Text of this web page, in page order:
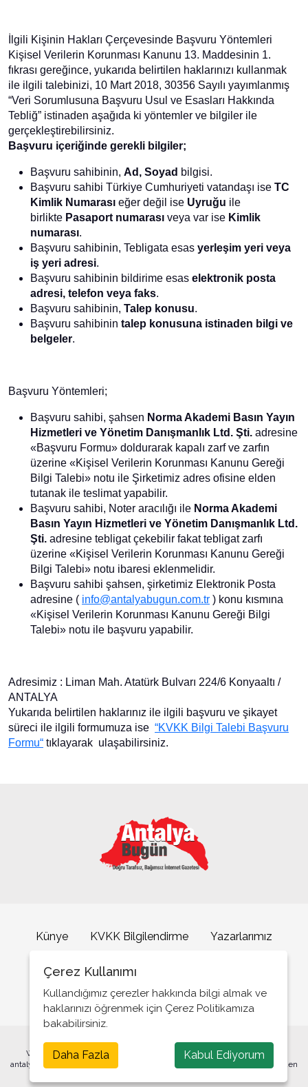
İlgili Kişinin Hakları Çerçevesinde Başvuru Yöntemleri
Kişisel Verilerin Korunması Kanunu 13. Maddesinin 1.
fıkrası gereğince, yukarıda belirtilen haklarınızı kullanmak
ile ilgili talebinizi, 10 Mart 2018, 30356 Sayılı yayımlanmış
“Veri Sorumlusuna Başvuru Usul ve Esasları Hakkında
Tebliğ” istinaden aşağıda ki yöntemler ve bilgiler ile
gerçekleştirebilirsiniz.
Başvuru içeriğinde gerekli bilgiler;
Başvuru sahibinin, Ad, Soyad bilgisi.
Başvuru sahibi Türkiye Cumhuriyeti vatandaşı ise TC
Kimlik Numarası eğer değil ise Uyruğu ile
birlikte Pasaport numarası veya var ise Kimlik
numarası.
Başvuru sahibinin, Tebligata esas yerleşim yeri veya
iş yeri adresi.
Başvuru sahibinin bildirime esas elektronik posta
adresi, telefon veya faks.
Başvuru sahibinin, Talep konusu.
Başvuru sahibinin talep konusuna istinaden bilgi ve
belgeler.
Başvuru Yöntemleri;
Başvuru sahibi, şahsen Norma Akademi Basın Yayın
Hizmetleri ve Yönetim Danışmanlık Ltd. Şti. adresine
«Başvuru Formu» doldurarak kapalı zarf ve zarfın
üzerine «Kişisel Verilerin Korunması Kanunu Gereği
Bilgi Talebi» notu ile Şirketimiz adres ofisine elden
tutanak ile teslimat yapabilir.
Başvuru sahibi, Noter aracılığı ile Norma Akademi
Basın Yayın Hizmetleri ve Yönetim Danışmanlık Ltd.
Şti. adresine tebligat çekebilir fakat tebligat zarfı
üzerine «Kişisel Verilerin Korunması Kanunu Gereği
Bilgi Talebi» notu ibaresi eklenmelidir.
Başvuru sahibi şahsen, şirketimiz Elektronik Posta
adresine ( info@antalyabugun.com.tr ) konu kısmına
«Kişisel Verilerin Korunması Kanunu Gereği Bilgi
Talebi» notu ile başvuru yapabilir.
Adresimiz : Liman Mah. Atatürk Bulvarı 224/6 Konyaaltı /
ANTALYA
Yukarıda belirtilen haklarınız ile ilgili başvuru ve şikayet
süreci ile ilgili formumuza ise “KVKK Bilgi Talebi Başvuru
Formu“ tıklayarak ulaşabilirsiniz.
Künye KVKK Bilgilendirme
Yazarlarımız
Web sitemizde yer alana yazılı ve görsel içeriğin tüm hakları saklıdır.
antalyabugun.com.tr'nin onayı olmadan bu içeriklerin kopyalanması, yeniden
Çerez Kullanımı
Kullandığımız çerezler hakkında bilgi almak ve
haklarınızı öğrenmek için Çerez Politikamıza
bakabilirsiniz.
Daha Fazla Kabul Ediyorum